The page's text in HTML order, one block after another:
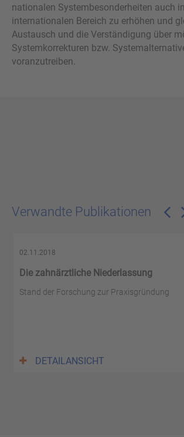
nationalen Systembesonderheiten auch
internationalen Bereich zu erhöhen und
Austausch und die Verständigung über
Systemkorrekturen bzw.
voranzutreiben.
Verwandte Publikationen
02.11.2018
Die zahnärztliche Niederlassung
Stand der Forschung zur Praxisgründung
DETAILANSICHT